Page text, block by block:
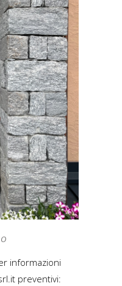
informazioni
preventivi: